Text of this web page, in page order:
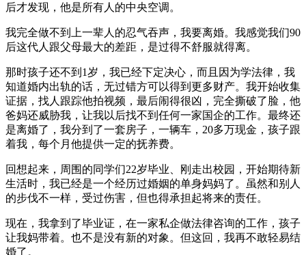
后才发现，他是所有人的中央空调。
我完全做不到上一辈人的忍气吞声，我要离婚。我感觉我们90
后这代人跟父母最大的差距，是过得不舒服就得离。
那时孩子还不到1岁，我已经下定决心，而且因为学法律，我
知道婚内出轨的话，无过错方可以得到更多财产。我开始收集
证据，找人跟踪他拍视频，最后闹得很凶，完全撕破了脸，他
爸妈还威胁我，让我以后找不到任何一家国企的工作。最终还
是离婚了，我分到了一套房子，一辆车，20多万现金，孩子跟
着我，每个月他提供一定的抚养费。
回想起来，周围的同学们22岁毕业、刚走出校园，开始期待新
生活时，我已经是一个经历过婚姻的单身妈妈了。虽然和别人
的步伐不一样，受过伤害，但也得承担起将来的责任。
现在，我拿到了毕业证，在一家私企做法律咨询的工作，孩子
让我妈带着。也不是没有新的对象。但这回，我再不敢轻易结
婚了。